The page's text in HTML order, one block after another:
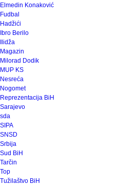
Elmedin Konaković
Fudbal
Hadžići
Ibro Berilo
Ilidža
Magazin
Milorad Dodik
MUP KS
Nesreća
Nogomet
Reprezentacija BiH
Sarajevo
sda
SIPA
SNSD
Srbija
Sud BiH
Tarčin
Top
Tužilaštvo BiH